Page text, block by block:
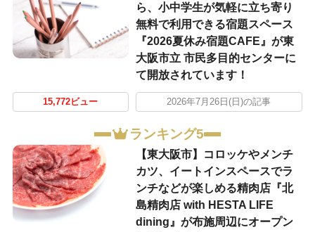
ら、小中学生が気軽に立ち寄り
無料で利用できる宿題スペース
『2026夏休み宿題CAFE』が東
大阪市立 市民多目的センターに
て開放されています！
15,772ビュー 2026年7月26日(日)の記事
ランキング5
【東大阪市】コロッケやメンチ
カツ、イートインスペースでラ
ンチなどが楽しめる精肉店『北
島精肉店 with HESTA LIFE
dining』が布施周辺にオープン